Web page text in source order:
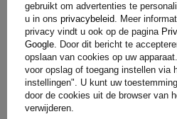
gebruikt om advertenties te
u in ons privacybeleid. Meer
privacy vindt u ook op de pagina
Google. Door dit bericht te
opslaan van cookies op uw
voor opslag of toegang instellen via
instellingen". U kunt uw
door de cookies uit de browser van
verwijderen.